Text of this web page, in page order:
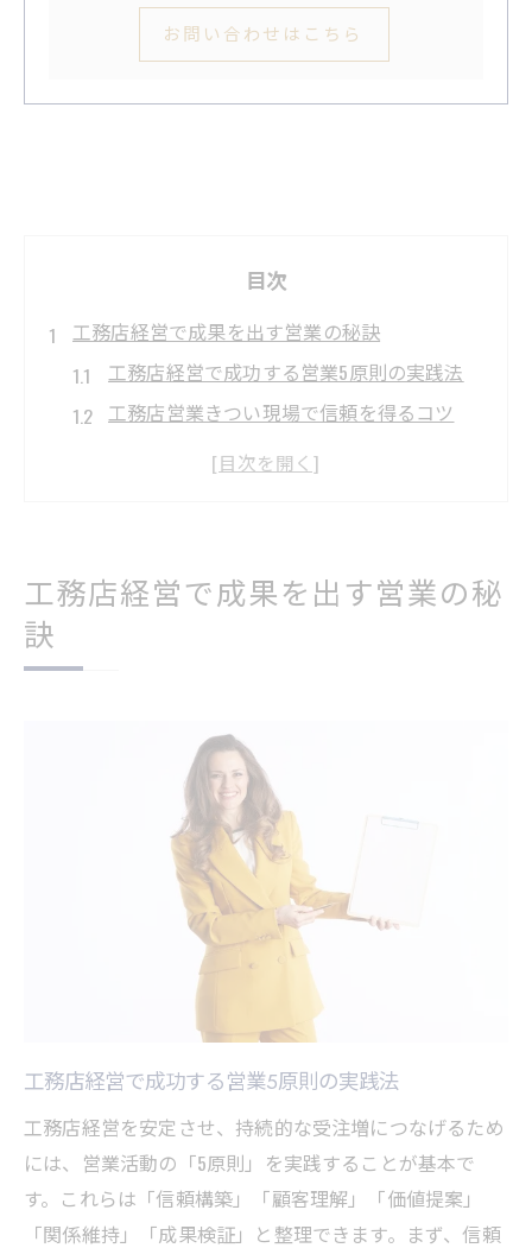
お問い合わせはこちら
目次
工務店経営で成果を出す営業の秘訣
工務店経営で成功する営業5原則の実践法
工務店営業きつい現場で信頼を得るコツ
工務店経営のための顧客開拓と維持戦略
営業がきつい工務店で信頼を築く方法
工務店営業の現場で重視すべき対応力とは
顧客の悩みに寄り添う工務店経営の姿勢
工務店営業で心掛けるヒアリングのポイン
成約を目指す工務店営業の工夫と実践
工務店経営で成約率を高める営業ステップ
工務店営業のヒアリング技術と提案力強化
工務店経営者が実践するクロージング術
工務店営業で見込み顧客を掴む工夫とは
工務店仕事がない時の新規開拓戦略
売り込みを避ける工務店営業の極意
売り込みをしない工務店経営の営業戦略
工務店経営で成果を出す営業の秘
訣
工務店経営で成功する営業5原則の実践法
工務店経営を安定させ、持続的な受注増につなげるため
には、営業活動の「5原則」を実践することが基本で
す。これらは「信頼構築」「顧客理解」「価値提案」
「関係維持」「成果検証」と整理できます。まず、信頼